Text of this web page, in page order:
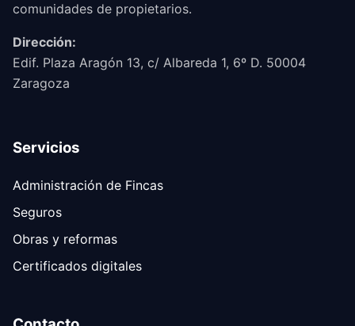
comunidades de propietarios.
Dirección:
Edif. Plaza Aragón 13, c/ Albareda 1, 6º D. 50004
Zaragoza
Servicios
Administración de Fincas
Seguros
Obras y reformas
Certificados digitales